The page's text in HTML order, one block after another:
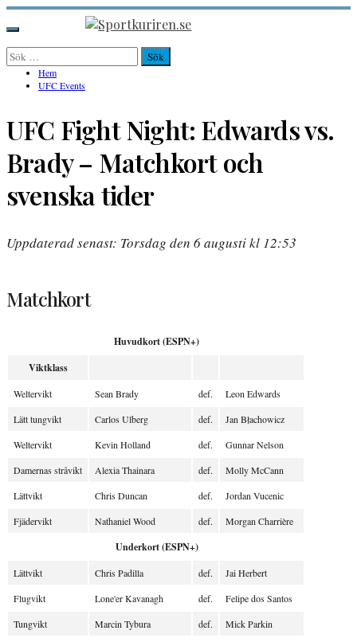
Hoppa
till
innehåll
Sportkuriren.se
Primär
meny
Sök
efter: Hem
UFC Events
UFC Fight Night: Edwards vs.
Brady – Matchkort och
svenska tider
Uppdaterad senast: Torsdag den 6 augusti kl 12:53
Matchkort
Huvudkort (ESPN+)
Viktklass
Weltervikt Sean Brady def.
Leon Edwards
Lätt tungvikt
Carlos Ulberg def.
Jan Błachowicz
Weltervikt
Kevin Holland def.
Gunnar Nelson
Damernas stråvikt
Alexia Thainara def.
Molly McCann
Lättvikt
Chris Duncan def.
Jordan Vucenic
Fjädervikt
Nathaniel Wood def. Morgan Charrière
Underkort (ESPN+)
Lättvikt Chris Padilla def.
Jai Herbert
Flugvikt
Lone'er Kavanagh def.
Felipe dos Santos
Tungvikt
Marcin Tybura def.
Mick Parkin